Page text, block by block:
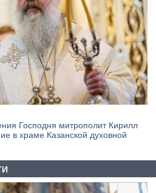
Господня митрополит Кирилл
в храме Казанской духовной